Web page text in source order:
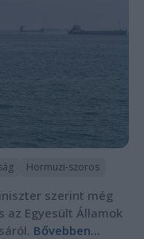
Hormuzi-szoros
szerint még
az Egyesült Államok
Bővebben...